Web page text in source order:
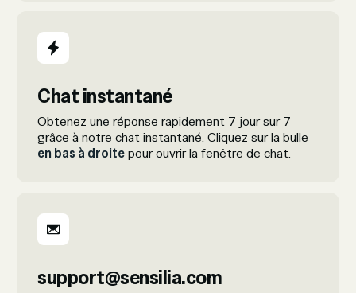
Chat instantané
Obtenez une réponse rapidement 7 jour sur 7
grâce à notre chat instantané. Cliquez sur la bulle
en bas à droitepour ouvrir la fenêtre de chat.
support@sensilia.com